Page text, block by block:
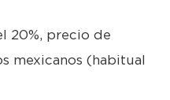
20%, precio de
mexicanos (habitual